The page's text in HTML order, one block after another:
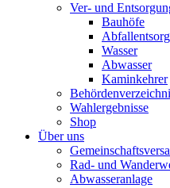
Ver- und
Bauhöfe
Wasser
Abwasser
Kaminkehrer
Wahlergebnisse
Shop
Über uns
Rad- und
Abwasseranlage